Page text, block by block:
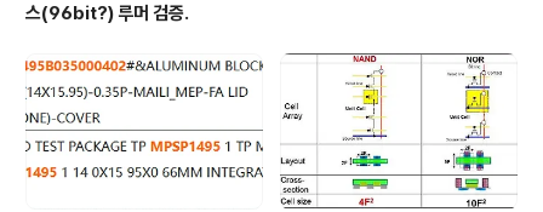
스(96bit?) 루머 검증.